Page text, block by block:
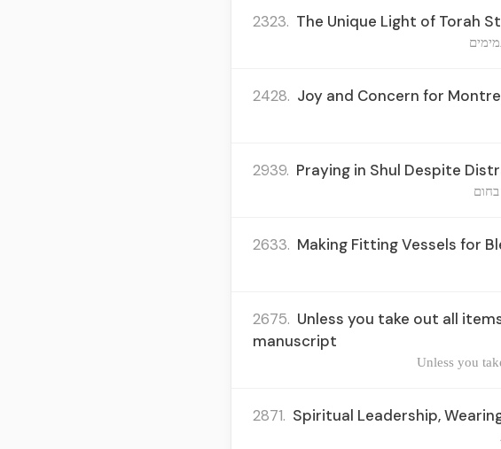
2323. The Unique Light of Torah
2428. Joy and Concern for
2939. Praying in Shul Despite
2633. Making Fitting Vessels for
2675. Unless you take out all
manuscript
Unless you
2871. Spiritual Leadership,